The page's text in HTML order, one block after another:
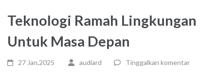
Teknologi Ramah Lingkungan
Untuk Masa Depan
27 Jan,2025 audiard Tinggalkan komentar